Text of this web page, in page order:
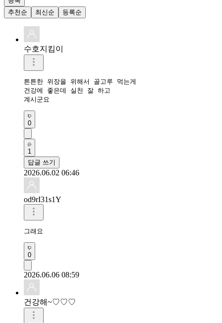
추천순
최신순 등록순
수호지킴이
튼튼한 위장을 위해서 골고루 먹는게
건강에 좋은데 실천 잘 하고
0
1
답글 쓰기
2026.06.02 06:46
od9rI31s1Y
그래요
0
2026.06.06 08:59
건강해~♡♡♡